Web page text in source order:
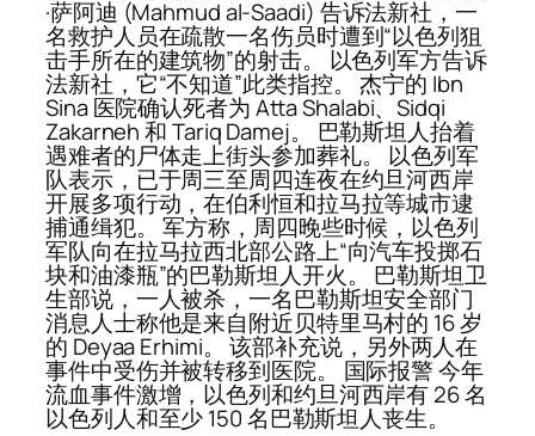
·萨阿迪 (Mahmud al-Saadi) 告诉法新社，一
名救护人员在疏散一名伤员时遭到“以色列狙
击手所在的建筑物”的射击。 以色列军方告诉
法新社，它“不知道”此类指控。 杰宁的 Ibn
Sina 医院确认死者为 Atta Shalabi、Sidqi
Zakarneh 和 Tariq Damej。 巴勒斯坦人抬着
遇难者的尸体走上街头参加葬礼。 以色列军
队表示，已于周三至周四连夜在约旦河西岸
开展多项行动，在伯利恒和拉马拉等城市逮
捕通缉犯。 军方称，周四晚些时候，以色列
军队向在拉马拉西北部公路上“向汽车投掷石
块和油漆瓶”的巴勒斯坦人开火。 巴勒斯坦卫
生部说，一人被杀，一名巴勒斯坦安全部门
消息人士称他是来自附近贝特里马村的 16 岁
的 Deyaa Erhimi。 该部补充说，另外两人在
事件中受伤并被转移到医院。 国际报警 今年
流血事件激增，以色列和约旦河西岸有 26 名
以色列人和至少 150 名巴勒斯坦人丧生。